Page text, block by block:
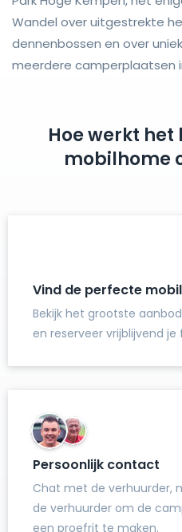
Wandel over uitgestrekte
dennenbossen en over
meerdere camperplaatsen
Hoe werkt het
mobilhome
Vind de perfecte
Bekijk het grootste
en reserveer vrijblijvend
Persoonlijk contact
Chat met de verhuurder,
de verhuurder om de
een proefrit te maken.